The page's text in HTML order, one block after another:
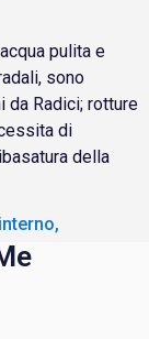
pulita e
sono
Radici; rotture
di
della